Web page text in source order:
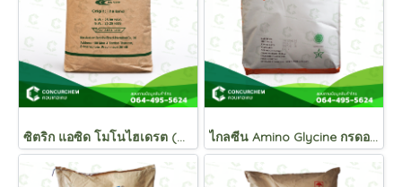
ซิตริก แอซิด โมโนไฮเดรต (Citric Acid Monohydrate) กรดมะนาว , กรดซิตริก ไกลซีน Amino Glycine กรดอะมิโนไกลซีน C₆H₅NO₂